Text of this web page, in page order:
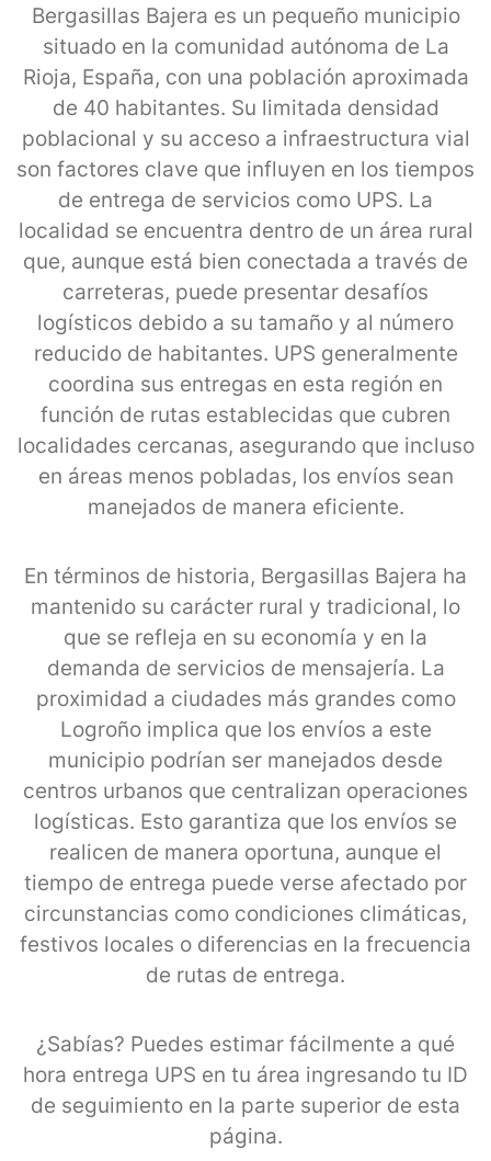
Bergasillas Bajera es un pequeño municipio
situado en la comunidad autónoma de La
Rioja, España, con una población aproximada
de 40 habitantes. Su limitada densidad
poblacional y su acceso a infraestructura vial
son factores clave que influyen en los tiempos
de entrega de servicios como UPS. La
localidad se encuentra dentro de un área rural
que, aunque está bien conectada a través de
carreteras, puede presentar desafíos
logísticos debido a su tamaño y al número
reducido de habitantes. UPS generalmente
coordina sus entregas en esta región en
función de rutas establecidas que cubren
localidades cercanas, asegurando que incluso
en áreas menos pobladas, los envíos sean
manejados de manera eficiente.
En términos de historia, Bergasillas Bajera ha
mantenido su carácter rural y tradicional, lo
que se refleja en su economía y en la
demanda de servicios de mensajería. La
proximidad a ciudades más grandes como
Logroño implica que los envíos a este
municipio podrían ser manejados desde
centros urbanos que centralizan operaciones
logísticas. Esto garantiza que los envíos se
realicen de manera oportuna, aunque el
tiempo de entrega puede verse afectado por
circunstancias como condiciones climáticas,
festivos locales o diferencias en la frecuencia
de rutas de entrega.
¿Sabías? Puedes estimar fácilmente a qué
hora entrega UPS en tu área ingresando tu ID
de seguimiento en la parte superior de esta
página.